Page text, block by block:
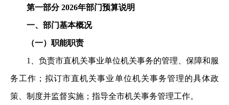
第一部分 2026年部门预算说明
一、部门基本概况
（一）职能职责
1、负责市直机关事业单位机关事务的管理、保障和服
务工作；拟订市直机关事业单位机关事务管理的具体政
策、制度并监督实施；指导全市机关事务管理工作。